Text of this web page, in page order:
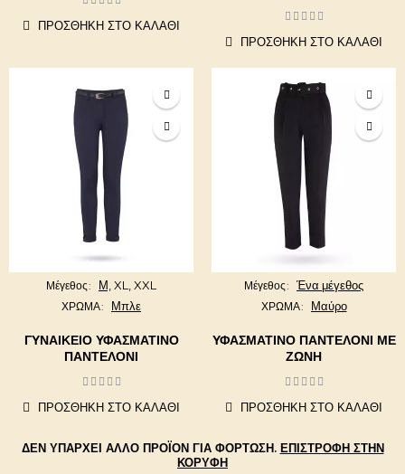
ΠΡΟΣΘΉΚΗ ΣΤΟ ΚΑΛΆΘΙ
ΠΡΟΣΘΉΚΗ ΣΤΟ ΚΑΛΆΘΙ
Μέγεθος Μ, XL, XXL
ΧΡΩΜΑ Μπλε
ΓΥΝΑΙΚΕΊΟ ΥΦΑΣΜΆΤΙΝΟ
ΠΑΝΤΕΛΌΝΙ
ΠΡΟΣΘΉΚΗ ΣΤΟ ΚΑΛΆΘΙ
Μέγεθος Ένα μέγεθος
ΧΡΩΜΑ Μαύρο
ΥΦΑΣΜΆΤΙΝΟ ΠΑΝΤΕΛΌΝΙ ΜΕ
ΖΏΝΗ
ΠΡΟΣΘΉΚΗ ΣΤΟ ΚΑΛΆΘΙ
ΔΕΝ ΥΠΆΡΧΕΙ ΆΛΛΟ ΠΡΟΪΌΝ ΓΙΑ ΦΌΡΤΩΣΗ. ΕΠΙΣΤΡΟΦΉ ΣΤΗΝ
ΚΟΡΥΦΉ